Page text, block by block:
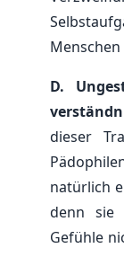
D.
dieser
natürlich
denn sie
Gefühle